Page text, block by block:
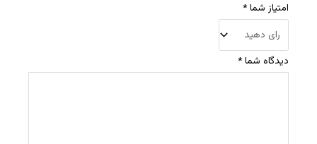
امتیاز شما*
دیدگاه شما*